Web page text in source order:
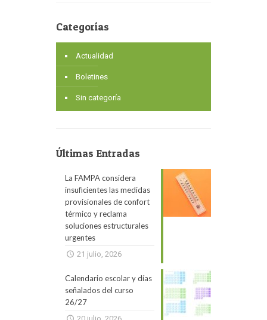
Categorías
Actualidad
Boletines
Sin categoría
Últimas Entradas
La FAMPA considera
insuficientes las medidas
provisionales de confort
térmico y reclama
soluciones estructurales
urgentes
21 julio, 2026
Calendario escolar y días
señalados del curso
26/27